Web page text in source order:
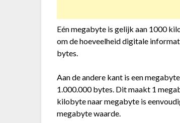
Eén megabyte is gelijk aan 1000
om de hoeveelheid digitale
bytes.
Aan de andere kant is een
1.000.000 bytes. Dit maakt 1
kilobyte naar megabyte is
megabyte waarde.